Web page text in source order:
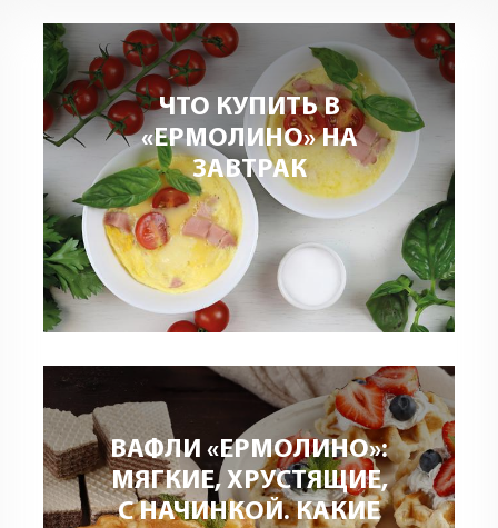
ЧТО КУПИТЬ В
«ЕРМОЛИНО» НА
ЗАВТРАК
ВАФЛИ «ЕРМОЛИНО»:
МЯГКИЕ, ХРУСТЯЩИЕ,
С НАЧИНКОЙ. КАКИЕ